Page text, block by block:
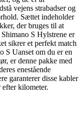
vejens strabadser og
Sættet indeholder
der bruges til at
S Hylstrene er
sikrer et perfekt match
S Uanset om du er en
er denne pakke med
enestående
garanterer disse kabler
kilometer.